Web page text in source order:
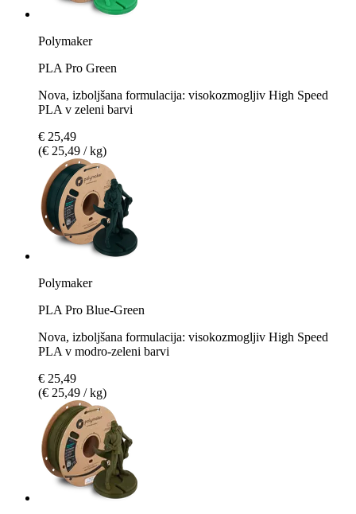
Polymaker
PLA Pro Green
Nova, izboljšana formulacija: visokozmogljiv High Speed
PLA v zeleni barvi
€ 25,49
(€ 25,49 / kg)
Polymaker
PLA Pro Blue-Green
Nova, izboljšana formulacija: visokozmogljiv High Speed
PLA v modro-zeleni barvi
€ 25,49
(€ 25,49 / kg)